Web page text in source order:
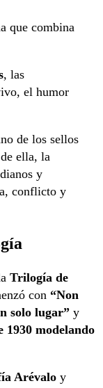
que combina
, las
el humor
de los sellos
ella, la
y
conflicto y
Trilogía de
con “Non
solo lugar” y
1930 modelando
Arévalo y